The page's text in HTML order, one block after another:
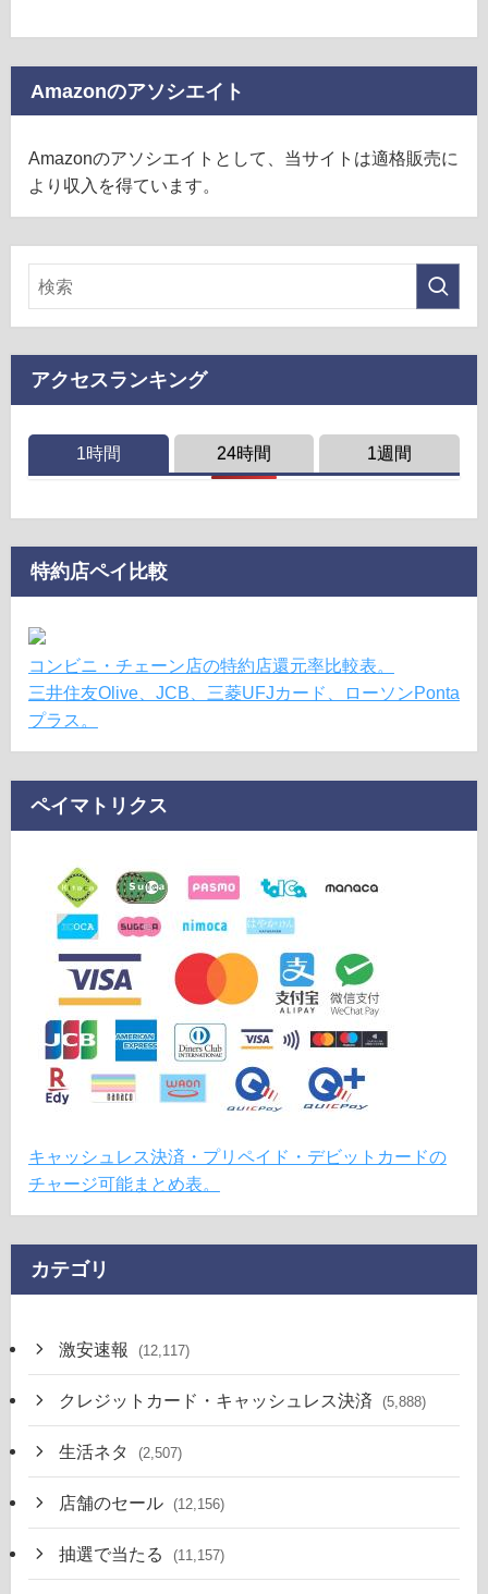
Amazonのアソシエイト
Amazonのアソシエイトとして、当サイトは適格販売に
より収入を得ています。
アクセスランキング
1時間 24時間 1週間
特約店ペイ比較
コンビニ・チェーン店の特約店還元率比較表。
三井住友Olive、JCB、三菱UFJカード、ローソンPonta
プラス。
ペイマトリクス
キャッシュレス決済・プリペイド・デビットカードの
チャージ可能まとめ表。
カテゴリ
激安速報 (12,117)
クレジットカード・キャッシュレス決済 (5,888)
生活ネタ (2,507)
店舗のセール (12,156)
抽選で当たる (11,157)